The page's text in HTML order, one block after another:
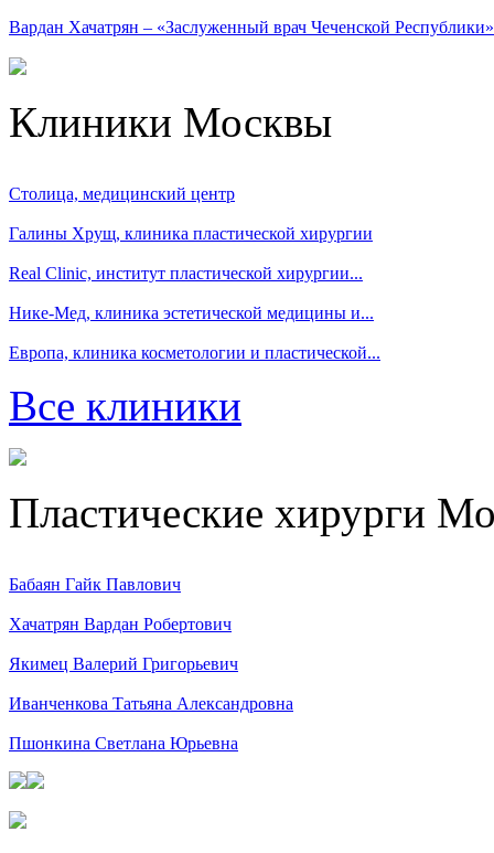
Вардан Хачатрян – «Заслуженный врач Чеченской Республики»
Клиники Москвы
Столица, медицинский центр
Галины Хрущ, клиника пластической хирургии
Real Clinic, институт пластической хирургии...
Нике-Мед, клиника эстетической медицины и...
Европа, клиника косметологии и пластической...
Все клиники
Пластические хирурги
Бабаян Гайк Павлович
Хачатрян Вардан Робертович
Якимец Валерий Григорьевич
Иванченкова Татьяна Александровна
Пшонкина Светлана Юрьевна